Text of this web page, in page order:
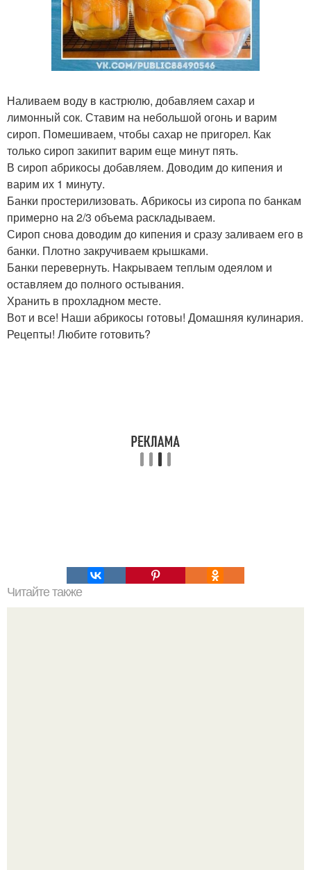
Наливаем воду в кастрюлю, добавляем сахар и
лимонный сок. Ставим на небольшой огонь и варим
сироп. Помешиваем, чтобы сахар не пригорел. Как
только сироп закипит варим еще минут пять.
В сироп абрикосы добавляем. Доводим до кипения и
варим их 1 минуту.
Банки простерилизовать. Aбрикосы из сиропа по банкам
примерно на 2/3 объема раскладываем.
Сироп снова доводим до кипения и сразу заливаем его в
банки. Плотно закручиваем крышками.
Бaнки перевернуть. Накpываем теплым одеялом и
оставляем до полного остывания.
Хранить в прохладном месте.
Вот и все! Наши абрикосы готовы! Домашняя кулинария.
Рецепты! Любите готовить?
Читайте также